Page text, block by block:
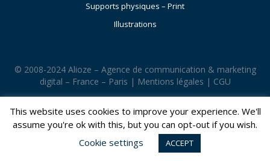
Supports physiques – Print
Illustrations
© 2008-2024 Alioze – Agence de communication & marketing
digital – France – Paris | Mentions légales | CGU
This website uses cookies to improve your experience. We'll
assume you're ok with this, but you can opt-out if you wish.
Cookie settings
ACCEPT